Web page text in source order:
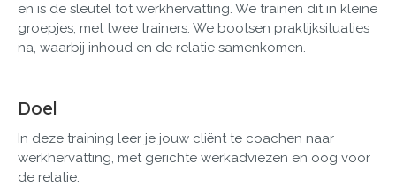
en is de sleutel tot werkhervatting. We trainen dit in kleine
groepjes, met twee trainers. We bootsen praktijksituaties
na, waarbij inhoud en de relatie samenkomen.
Doel
In deze training leer je jouw cliënt te coachen naar
werkhervatting, met gerichte werkadviezen en oog voor
de relatie.